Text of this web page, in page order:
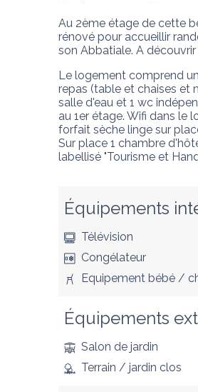
Au 2ème étage de cette
rénové pour accueillir
son Abbatiale. A découvrir
Le logement comprend
repas (table et chaises et
salle d'eau et 1 wc
au 1er étage. Wifi dans le
forfait sèche linge sur
Sur place 1 chambre
labellisé "Tourisme et
Équipements
Télévision
Congélateur
Equipement bébé /
Équipements
Salon de jardin
Terrain / jardin clos